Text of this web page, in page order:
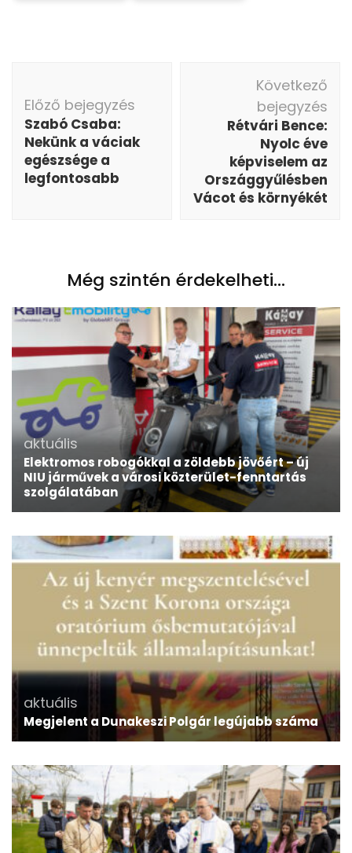
navigáció
Előző bejegyzés
Szabó Csaba:
Nekünk a váciak
egészsége a
legfontosabb
Következő
bejegyzés
Rétvári Bence:
Nyolc éve
képviselem az
Országgyűlésben
Vácot és környékét
Még szintén érdekelheti...
aktuális
Elektromos robogókkal a zöldebb jövőért – új
NIU járművek a városi közterület-fenntartás
szolgálatában
aktuális
Megjelent a Dunakeszi Polgár legújabb száma